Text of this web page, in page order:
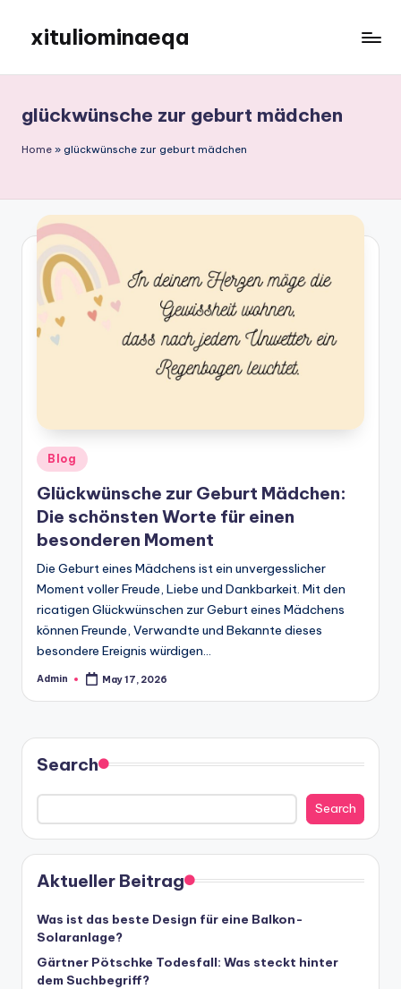
content
xituliominaeqa
glückwünsche zur geburt mädchen
Home » glückwünsche zur geburt mädchen
Posted
in
Blog
Glückwünsche zur Geburt Mädchen:
Die schönsten Worte für einen
besonderen Moment
Die Geburt eines Mädchens ist ein unvergesslicher
Moment voller Freude, Liebe und Dankbarkeit. Mit den
ricatigen Glückwünschen zur Geburt eines Mädchens
können Freunde, Verwandte und Bekannte dieses
besondere Ereignis würdigen…
Posted
Admin May 17, 2026
Search
Search
Aktueller Beitrag
Was ist das beste Design für eine Balkon-
Solaranlage?
Gärtner Pötschke Todesfall: Was steckt hinter
dem Suchbegriff?